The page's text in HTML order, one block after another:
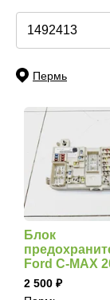
Пермь
Блок
Ford C-MAX
2 500